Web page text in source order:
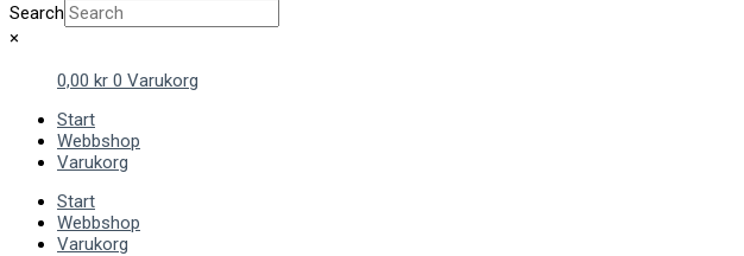
Search
×
0,00 kr 0 Varukorg
Start
Webbshop
Varukorg
Start
Webbshop
Varukorg